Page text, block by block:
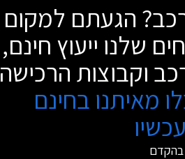
רכב? הגעתם למקום
שלנו ייעוץ חינם,
וקבוצות הרכישה
מאיתנו בחינם
בהקדם